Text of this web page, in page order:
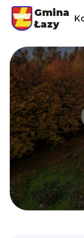
Gmina
Łazy